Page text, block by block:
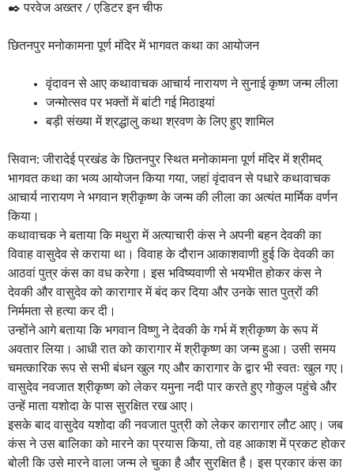
✒️ परवेज अख्तर / एडिटर इन चीफ
छितनपुर मनोकामना पूर्ण मंदिर में भागवत कथा का आयोजन
वृंदावन से आए कथावाचक आचार्य नारायण ने सुनाई कृष्ण जन्म लीला
जन्मोत्सव पर भक्तों में बांटी गई मिठाइयां
बड़ी संख्या में श्रद्धालु कथा श्रवण के लिए हुए शामिल
सिवान: जीरादेई प्रखंड के छितनपुर स्थित मनोकामना पूर्ण मंदिर में श्रीमद्
भागवत कथा का भव्य आयोजन किया गया, जहां वृंदावन से पधारे कथावाचक
आचार्य नारायण ने भगवान श्रीकृष्ण के जन्म की लीला का अत्यंत मार्मिक वर्णन
किया।
कथावाचक ने बताया कि मथुरा में अत्याचारी कंस ने अपनी बहन देवकी का
विवाह वासुदेव से कराया था। विवाह के दौरान आकाशवाणी हुई कि देवकी का
आठवां पुत्र कंस का वध करेगा। इस भविष्यवाणी से भयभीत होकर कंस ने
देवकी और वासुदेव को कारागार में बंद कर दिया और उनके सात पुत्रों की
निर्ममता से हत्या कर दी।
उन्होंने आगे बताया कि भगवान विष्णु ने देवकी के गर्भ में श्रीकृष्ण के रूप में
अवतार लिया। आधी रात को कारागार में श्रीकृष्ण का जन्म हुआ। उसी समय
चमत्कारिक रूप से सभी बंधन खुल गए और कारागार के द्वार भी स्वतः खुल गए।
वासुदेव नवजात श्रीकृष्ण को लेकर यमुना नदी पार करते हुए गोकुल पहुंचे और
उन्हें माता यशोदा के पास सुरक्षित रख आए।
इसके बाद वासुदेव यशोदा की नवजात पुत्री को लेकर कारागार लौट आए। जब
कंस ने उस बालिका को मारने का प्रयास किया, तो वह आकाश में प्रकट होकर
बोली कि उसे मारने वाला जन्म ले चुका है और सुरक्षित है। इस प्रकार कंस का